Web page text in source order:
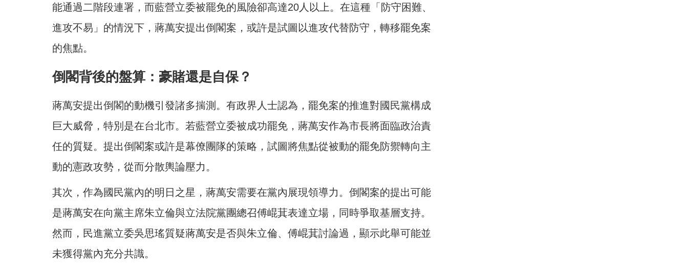
能通過二階段連署，而藍營立委被罷免的風險卻高達20人以上。在這種「防守困難、
進攻不易」的情況下，蔣萬安提出倒閣案，或許是試圖以進攻代替防守，轉移罷免案
的焦點。
倒閣背後的盤算：豪賭還是自保？
蔣萬安提出倒閣的動機引發諸多揣測。有政界人士認為，罷免案的推進對國民黨構成
巨大威脅，特別是在台北市。若藍營立委被成功罷免，蔣萬安作為市長將面臨政治責
任的質疑。提出倒閣案或許是幕僚團隊的策略，試圖將焦點從被動的罷免防禦轉向主
動的憲政攻勢，從而分散輿論壓力。
其次，作為國民黨內的明日之星，蔣萬安需要在黨內展現領導力。倒閣案的提出可能
是蔣萬安在向黨主席朱立倫與立法院黨團總召傅崐萁表達立場，同時爭取基層支持。
然而，民進黨立委吳思瑤質疑蔣萬安是否與朱立倫、傅崐萁討論過，顯示此舉可能並
未獲得黨內充分共識。